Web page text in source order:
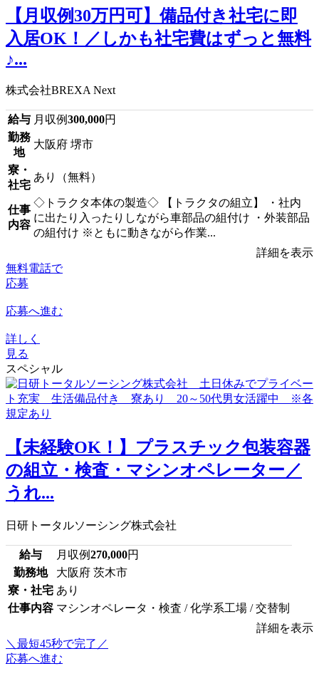
【月収例30万円可】備品付き社宅に即
入居OK！／しかも社宅費はずっと無料
♪...
株式会社BREXA Next
給与 月収例300,000円
勤務
地
大阪府 堺市
寮・
社宅
あり（無料）
仕事
内容
◇トラクタ本体の製造◇ 【トラクタの組立】 ・社内
に出たり入ったりしながら車部品の組付け ・外装部品
の組付け ※ともに動きながら作業...
詳細を表示
無料電話で
応募
応募へ進む
詳しく
見る
スペシャル
【未経験OK！】プラスチック包装容器
の組立・検査・マシンオペレーター／
うれ...
日研トータルソーシング株式会社
給与 月収例270,000円
勤務地
大阪府 茨木市
寮・社宅 あり
仕事内容 マシンオペレータ・検査 / 化学系工場 / 交替制
詳細を表示
＼最短45秒で完了／
応募へ進む